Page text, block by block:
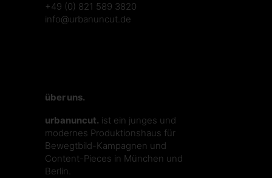
+49 (0) 821 589 3820
info@urbanuncut.de
über uns.
urbanuncut. ist ein junges und
modernes Produktionshaus für
Bewegtbild-Kampagnen und
Content-Pieces in München und
Berlin.